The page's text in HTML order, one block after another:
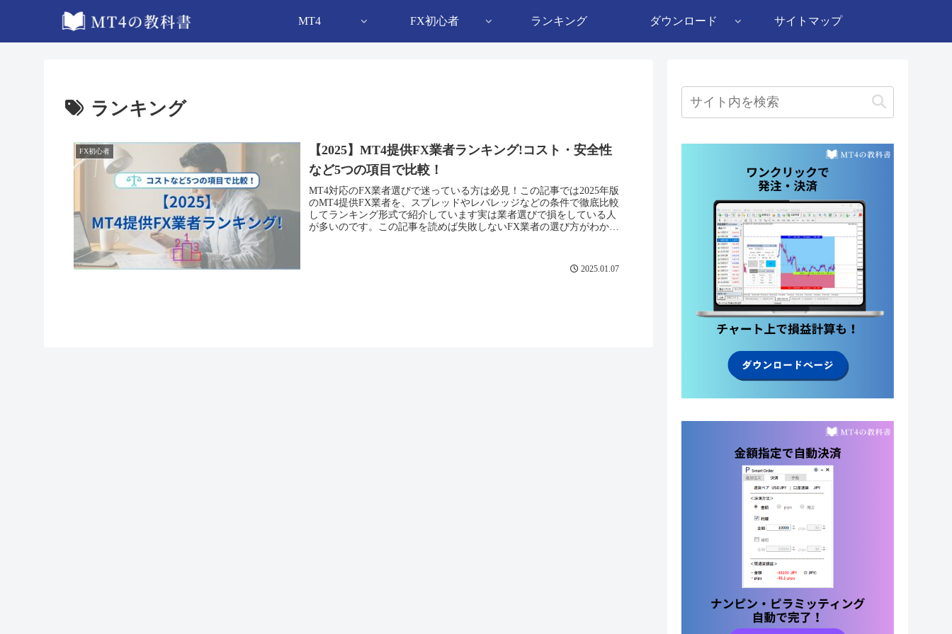
MT4 FX初心者 ランキング ダウンロード サイトマップ
ランキング
FX初心者
【2025】MT4提供FX業者ランキング!コスト・安全性
など5つの項目で比較！
MT4対応のFX業者選びで迷っている方は必見！この記事では2025年版
のMT4提供FX業者を、スプレッドやレバレッジなどの条件で徹底比較
してランキング形式で紹介しています実は業者選びで損をしている人
が多いのです。この記事を読めば失敗しないFX業者の選び方がわかり
2025.01.07